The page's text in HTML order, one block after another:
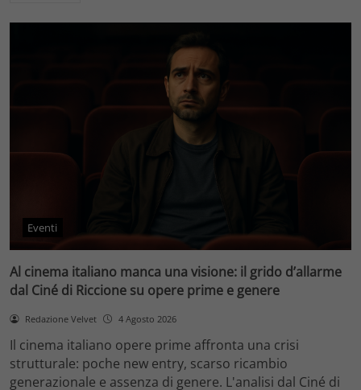
Eventi
Al cinema italiano manca una visione: il grido d’allarme
dal Ciné di Riccione su opere prime e genere
Redazione Velvet 4 Agosto 2026
Il cinema italiano opere prime affronta una crisi
strutturale: poche new entry, scarso ricambio
generazionale e assenza di genere. L'analisi dal Ciné di